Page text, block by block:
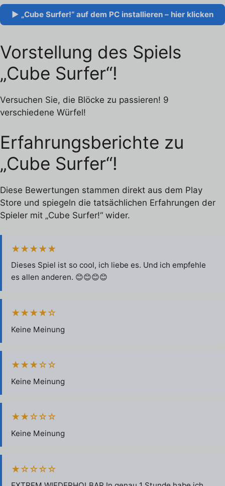
▶ „Cube Surfer!“ auf dem PC installieren – hier klicken
Vorstellung des Spiels
„Cube Surfer“!
Versuchen Sie, die Blöcke zu passieren! 9
verschiedene Würfel!
Erfahrungsberichte zu
„Cube Surfer“!
Diese Bewertungen stammen direkt aus dem Play
Store und spiegeln die tatsächlichen Erfahrungen der
Spieler mit „Cube Surfer!“ wider.
★★★★★
Dieses Spiel ist so cool, ich liebe es. Und ich empfehle
es allen anderen. 😊😊😊😊
★★★★☆
Keine Meinung
★★★☆☆
Keine Meinung
★★☆☆☆
Keine Meinung
★☆☆☆☆